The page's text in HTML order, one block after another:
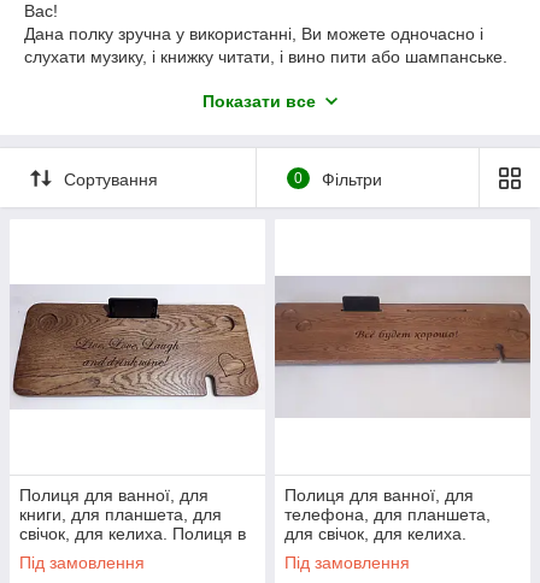
Вас!
Дана полку зручна у використанні, Ви можете одночасно і
слухати музику, і книжку читати, і вино пити або шампанське.
Виріб зроблено з натурального дуба, що дозволяє
На дошці можна зробити гравіювання на Ваш розсуд, для Вас
персонально, а так само під розмір Вашої ванни.
Розмір полиці під стандартну ванну: 700*300*22мм
Показати все
Сортування 0 Фільтри
Полиця для ванної, для
книги, для планшета, для
свічок, для келиха. Полиця в
ванну . Релакс-полиця.
Під замовлення
Полиця для ванної, для
телефона, для планшета,
для свічок, для келиха.
Полиця в ванну . Релакс-
полиця.
Під замовлення